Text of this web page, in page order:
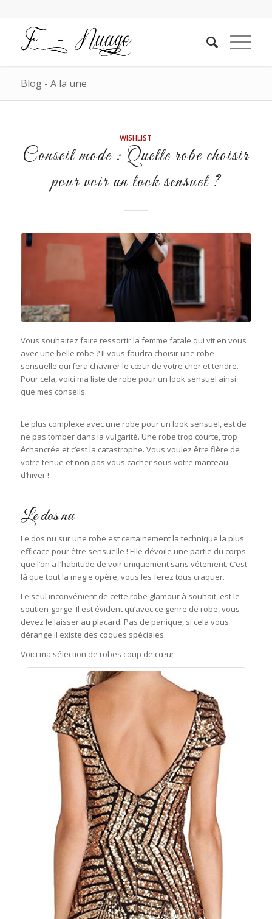
Blog - A la une
WISHLIST
Conseil mode : Quelle robe choisir
pour voir un look sensuel ?
Vous souhaitez faire ressortir la femme fatale qui vit en vous
avec une belle robe ? Il vous faudra choisir une robe
sensuelle qui fera chavirer le cœur de votre cher et tendre.
Pour cela, voici ma liste de robe pour un look sensuel ainsi
que mes conseils.
Le plus complexe avec une robe pour un look sensuel, est de
ne pas tomber dans la vulgarité. Une robe trop courte, trop
échancrée et c’est la catastrophe. Vous voulez être fière de
votre tenue et non pas vous cacher sous votre manteau
d’hiver !
Le dos nu
Le dos nu sur une robe est certainement la technique la plus
efficace pour être sensuelle ! Elle dévoile une partie du corps
que l’on a l’habitude de voir uniquement sans vêtement. C’est
là que tout la magie opère, vous les ferez tous craquer.
Le seul inconvénient de cette robe glamour à souhait, est le
soutien-gorge. Il est évident qu’avec ce genre de robe, vous
devez le laisser au placard. Pas de panique, si cela vous
dérange il existe des coques spéciales.
Voici ma sélection de robes coup de cœur :